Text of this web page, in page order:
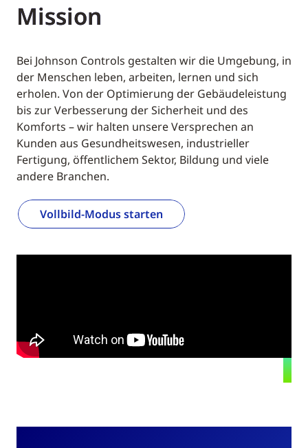
Mission
Bei Johnson Controls gestalten wir die Umgebung, in
der Menschen leben, arbeiten, lernen und sich
erholen. Von der Optimierung der Gebäudeleistung
bis zur Verbesserung der Sicherheit und des
Komforts – wir halten unsere Versprechen an
Kunden aus Gesundheitswesen, industrieller
Fertigung, öffentlichem Sektor, Bildung und viele
andere Branchen.
Vollbild-Modus starten